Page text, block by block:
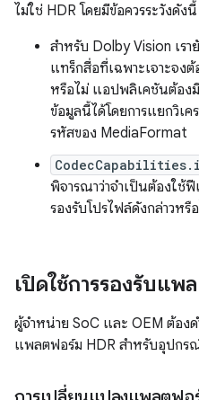
ไม่ใช่ HDR โดยมีข้อควรระวังดังนี้
สำหรับ Dolby Vision เรา
แทร็กสื่อที่เฉพาะเจาะจง
หรือไม่ แอปพลิเคชันต้อง
ข้อมูลนี้ได้โดยการแยกวิเ
รหัสของ MediaFormat
พิจารณาว่าจำเป็นต้องใช้
รองรับโปรไฟล์ดังกล่าวหรื
เปิดใช้การรองรับแพ
ผู้จำหน่าย SoC และ OEM ต้อง
แพลตฟอร์ม HDR สำหรับอุปกร